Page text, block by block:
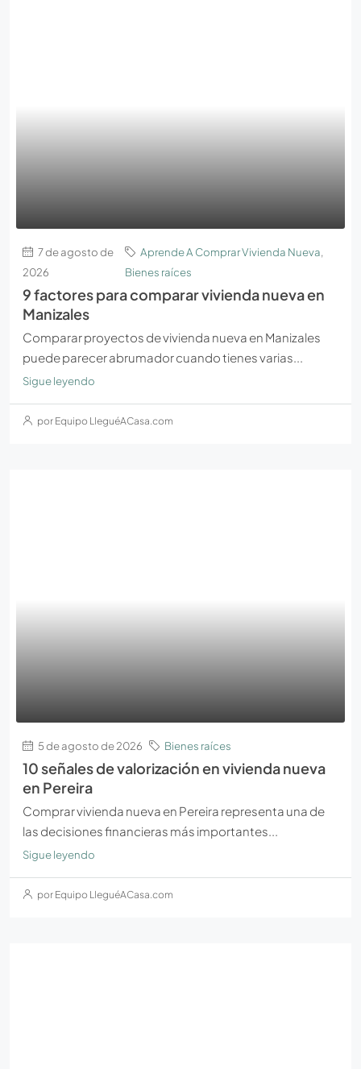
7 de agosto de
2026
Aprende A Comprar Vivienda Nueva,
Bienes raíces
9 factores para comparar vivienda nueva en
Manizales
Comparar proyectos de vivienda nueva en Manizales
puede parecer abrumador cuando tienes varias...
Sigue leyendo
por Equipo LleguéACasa.com
5 de agosto de 2026 Bienes raíces
10 señales de valorización en vivienda nueva
en Pereira
Comprar vivienda nueva en Pereira representa una de
las decisiones financieras más importantes...
Sigue leyendo
por Equipo LleguéACasa.com